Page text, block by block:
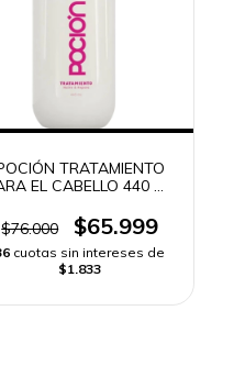
TRATAMIENTO
EL CABELLO 440 ML
$76.000
$65.999
cuotas sin intereses de
$1.833